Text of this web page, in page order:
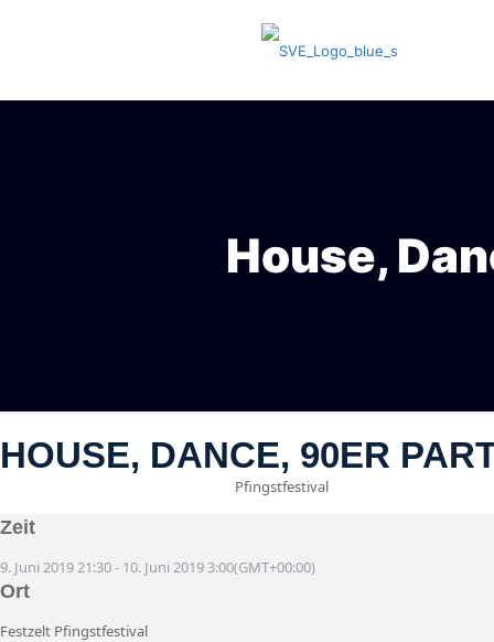
House,
HOUSE, DANCE, 90ER
Pfingstfestival
Zeit
9. Juni 201921:30- 10. Juni 2019 3:00(GMT+00:00)
Ort
Festzelt Pfingstfestival